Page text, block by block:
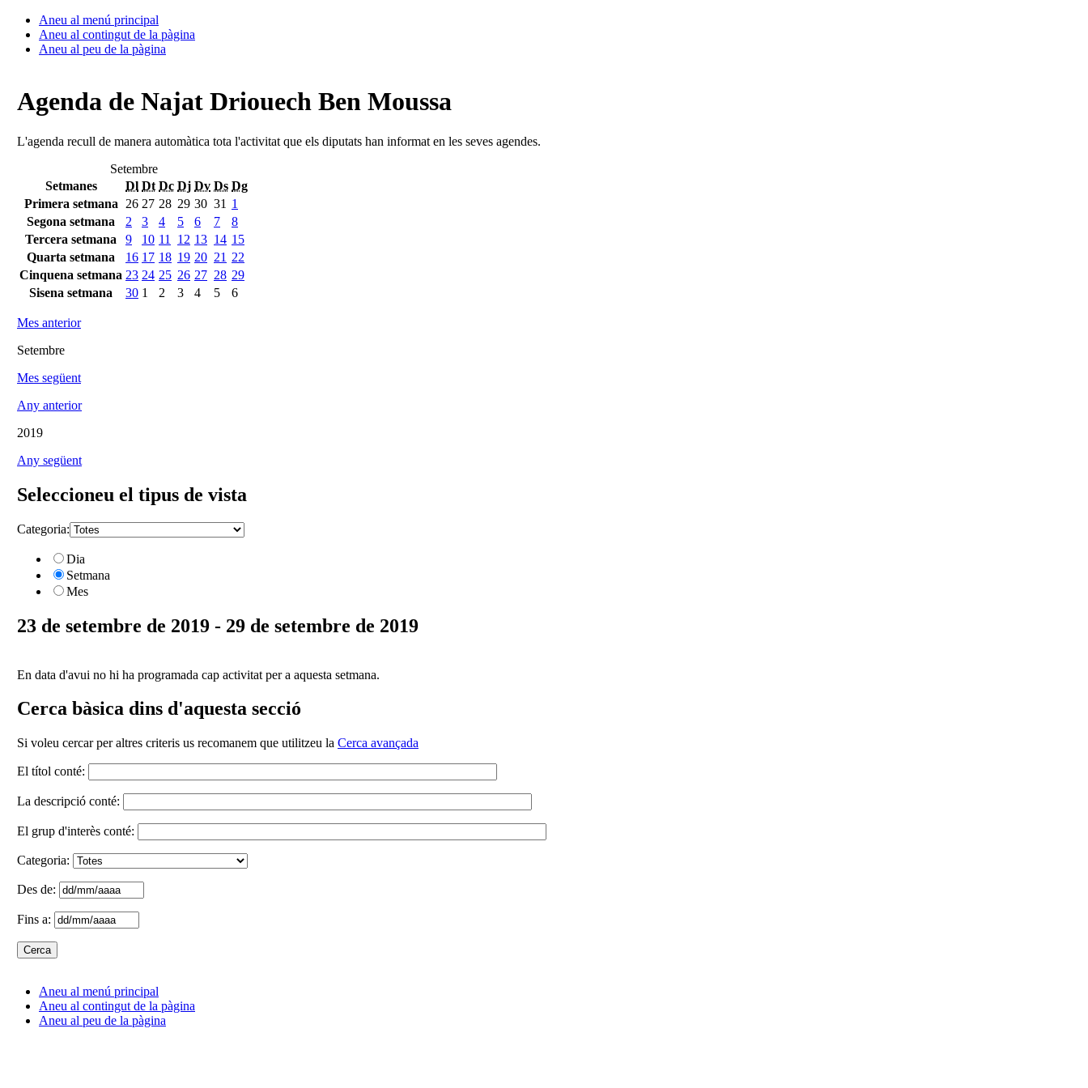
Aneu al menú principal
Aneu al contingut de la pàgina
Aneu al peu de la pàgina
Agenda de Najat Driouech Ben Moussa
L'agenda recull de manera automàtica tota l'activitat que els diputats han informat en les seves agendes.
Setembre
Setmanes
Dl Dt Dc Dj Dv Ds Dg
Primera setmana
26 27 28 29 30 31 1
Segona setmana
2 3 4 5 6 7
8
Tercera setmana
9 10 11 12 13 14 15
Quarta setmana
16 17 18 19 20 21 22
Cinquena setmana 23 24 25 26 27 28 29
Sisena setmana
30 1 2 3 4 5 6
Mes anterior
Setembre
Mes següent
Any anterior
2019
Any següent
Seleccioneu el tipus de vista
Categoria:
Dia
Setmana
Mes
23 de setembre de 2019 - 29 de setembre de 2019
En data d'avui no hi ha programada cap activitat per a aquesta setmana.
Cerca bàsica dins d'aquesta secció
Si voleu cercar per altres criteris us recomanem que utilitzeu la Cerca avançada
El títol conté:
La descripció conté:
El grup d'interès conté:
Categoria:
Des de:
Fins a:
Aneu al menú principal
Aneu al contingut de la pàgina
Aneu al peu de la pàgina